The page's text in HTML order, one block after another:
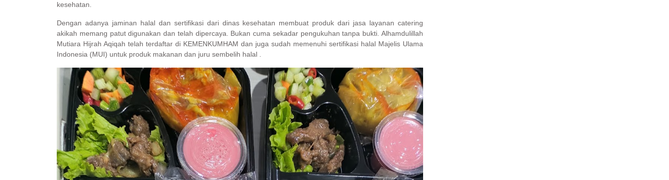
kesehatan.
Dengan adanya jaminan halal dan sertifikasi dari dinas kesehatan membuat produk dari jasa layanan catering
akikah memang patut digunakan dan telah dipercaya. Bukan cuma sekadar pengukuhan tanpa bukti. Alhamdulillah
Mutiara Hijrah Aqiqah telah terdaftar di KEMENKUMHAM dan juga sudah memenuhi sertifikasi halal Majelis Ulama
Indonesia (MUI) untuk produk makanan dan juru sembelih halal .